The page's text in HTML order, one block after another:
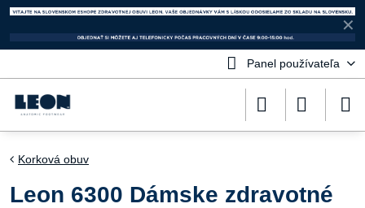
✕
Panel používateľa
Korková obuv
Leon 6300 Dámske zdravotné